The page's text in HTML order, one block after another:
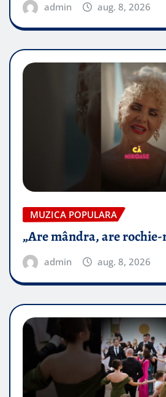
admin aug. 8, 2026
MUZICA POPULARA
„Are mândra, are
admin aug. 8, 2026